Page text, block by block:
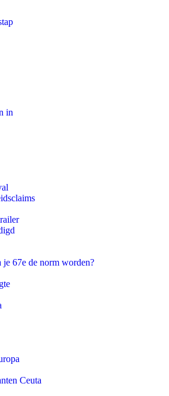
in
67e de norm worden?
Ceuta